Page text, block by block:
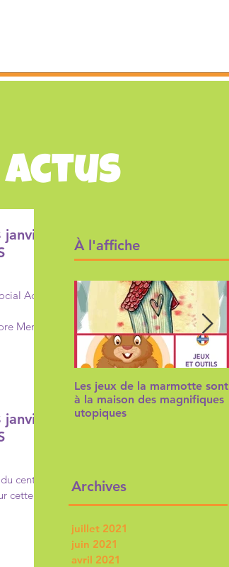
À l'affiche
Les jeux de la marmotte sont
à la maison des magnifiques
utopiques
Archives
juillet 2021
juin 2021
avril 2021
Acces
Merci
centre
cette